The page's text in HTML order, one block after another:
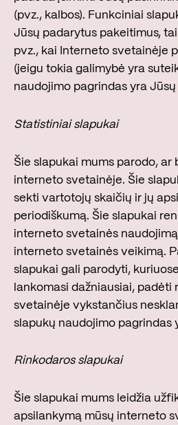
(pvz., kalbos). Funkciniai
Jūsų padarytus pakeitimus,
pvz., kai Interneto svetainėje
(jeigu tokia galimybė yra
naudojimo pagrindas yra Jūsų
Statistiniai slapukai
Šie slapukai mums parodo, ar
interneto svetainėje. Šie
sekti vartotojų skaičių ir jų
periodiškumą. Šie slapukai
interneto svetainės
interneto svetainės veikimą.
slapukai gali parodyti,
lankomasi dažniausiai,
svetainėje vykstančius
slapukų naudojimo pagrindas
Rinkodaros slapukai
Šie slapukai mums leidžia
apsilankymą mūsų interneto